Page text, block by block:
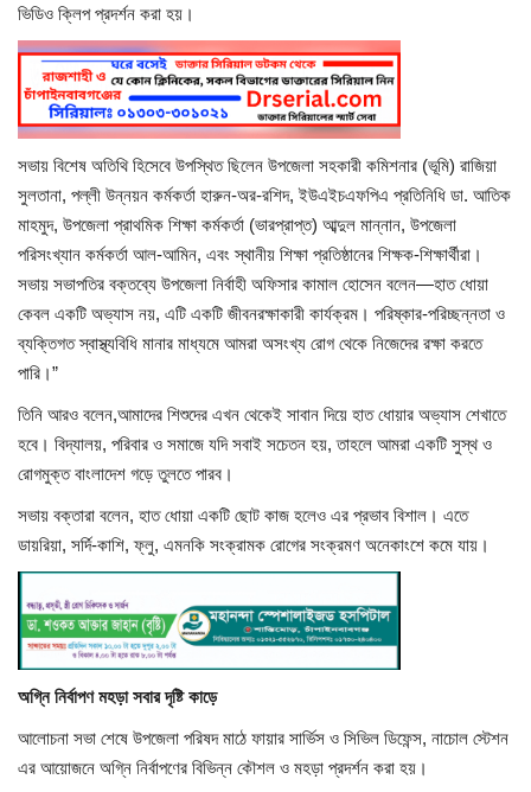
রাজনীতি
ভিডিও ক্লিপ প্রদর্শন করা হয়।
সভায় বিশেষ অতিথি হিসেবে উপস্থিত ছিলেন উপজেলা সহকারী কমিশনার (ভূমি) রাজিয়া
সুলতানা, পল্লী উন্নয়ন কর্মকর্তা হারুন-অর-রশিদ, ইউএইচএফপিএ প্রতিনিধি ডা. আতিক
মাহমুদ, উপজেলা প্রাথমিক শিক্ষা কর্মকর্তা (ভারপ্রাপ্ত) আব্দুল মান্নান, উপজেলা
পরিসংখ্যান কর্মকর্তা আল-আমিন, এবং স্থানীয় শিক্ষা প্রতিষ্ঠানের শিক্ষক-শিক্ষার্থীরা।
সভায় সভাপতির বক্তব্যে উপজেলা নির্বাহী অফিসার কামাল হোসেন বলেন—হাত ধোয়া
কেবল একটি অভ্যাস নয়, এটি একটি জীবনরক্ষাকারী কার্যক্রম। পরিষ্কার-পরিচ্ছন্নতা ও
ব্যক্তিগত স্বাস্থ্যবিধি মানার মাধ্যমে আমরা অসংখ্য রোগ থেকে নিজেদের রক্ষা করতে
পারি।”
তিনি আরও বলেন,আমাদের শিশুদের এখন থেকেই সাবান দিয়ে হাত ধোয়ার অভ্যাস শেখাতে
হবে। বিদ্যালয়, পরিবার ও সমাজে যদি সবাই সচেতন হয়, তাহলে আমরা একটি সুস্থ ও
রোগমুক্ত বাংলাদেশ গড়ে তুলতে পারব।
সভায় বক্তারা বলেন, হাত ধোয়া একটি ছোট কাজ হলেও এর প্রভাব বিশাল। এতে
ডায়রিয়া, সর্দি-কাশি, ফ্লু, এমনকি সংক্রামক রোগের সংক্রমণ অনেকাংশে কমে যায়।
অগ্নি নির্বাপণ মহড়া সবার দৃষ্টি কাড়ে
আলোচনা সভা শেষে উপজেলা পরিষদ মাঠে ফায়ার সার্ভিস ও সিভিল ডিফেন্স, নাচোল স্টেশন
এর আয়োজনে অগ্নি নির্বাপণের বিভিন্ন কৌশল ও মহড়া প্রদর্শন করা হয়।